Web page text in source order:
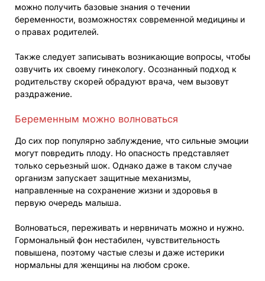
можно получить базовые знания о течении
беременности, возможностях современной медицины и
о правах родителей.
Также следует записывать возникающие вопросы, чтобы
озвучить их своему гинекологу. Осознанный подход к
родительству скорей обрадуют врача, чем вызовут
раздражение.
Беременным можно волноваться
До сих пор популярно заблуждение, что сильные эмоции
могут повредить плоду. Но опасность представляет
только серьезный шок. Однако даже в таком случае
организм запускает защитные механизмы,
направленные на сохранение жизни и здоровья в
первую очередь малыша.
Волноваться, переживать и нервничать можно и нужно.
Гормональный фон нестабилен, чувствительность
повышена, поэтому частые слезы и даже истерики
нормальны для женщины на любом сроке.